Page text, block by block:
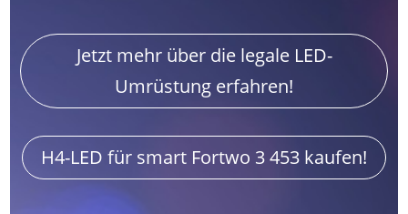
Jetzt mehr über die legale LED-
Umrüstung erfahren!
H4-LED für smart Fortwo 3 453 kaufen!